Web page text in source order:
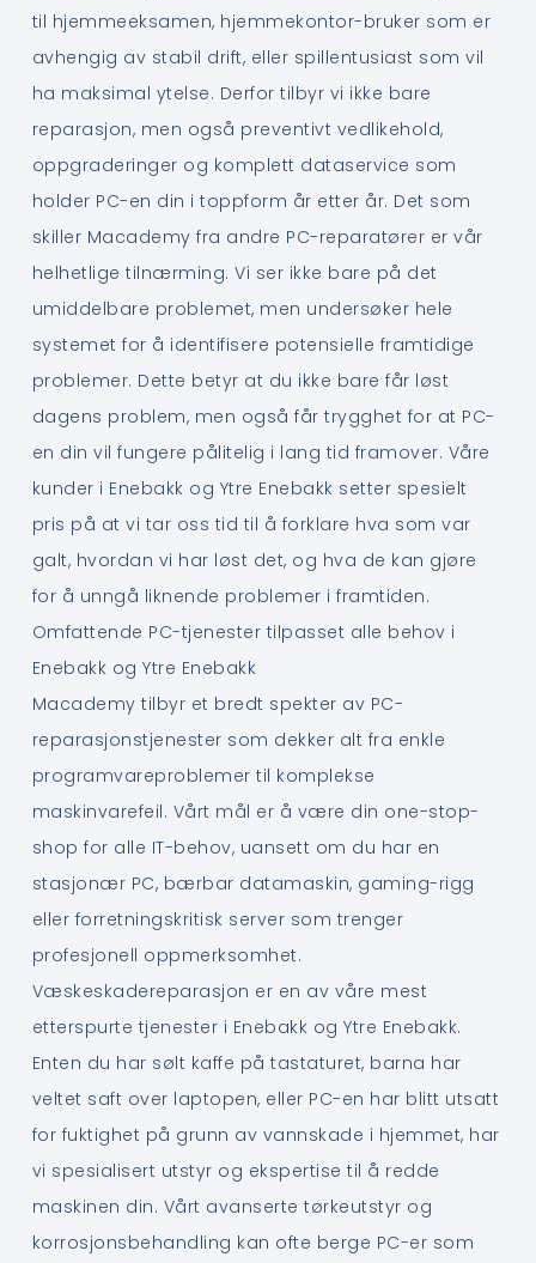
til hjemmeeksamen, hjemmekontor-bruker som er
avhengig av stabil drift, eller spillentusiast som vil
ha maksimal ytelse. Derfor tilbyr vi ikke bare
reparasjon, men også preventivt vedlikehold,
oppgraderinger og komplett dataservice som
holder PC-en din i toppform år etter år. Det som
skiller Macademy fra andre PC-reparatører er vår
helhetlige tilnærming. Vi ser ikke bare på det
umiddelbare problemet, men undersøker hele
systemet for å identifisere potensielle framtidige
problemer. Dette betyr at du ikke bare får løst
dagens problem, men også får trygghet for at PC-
en din vil fungere pålitelig i lang tid framover. Våre
kunder i Enebakk og Ytre Enebakk setter spesielt
pris på at vi tar oss tid til å forklare hva som var
galt, hvordan vi har løst det, og hva de kan gjøre
for å unngå liknende problemer i framtiden.
Omfattende PC-tjenester tilpasset alle behov i
Enebakk og Ytre Enebakk
Macademy tilbyr et bredt spekter av PC-
reparasjonstjenester som dekker alt fra enkle
programvareproblemer til komplekse
maskinvarefeil. Vårt mål er å være din one-stop-
shop for alle IT-behov, uansett om du har en
stasjonær PC, bærbar datamaskin, gaming-rigg
eller forretningskritisk server som trenger
profesjonell oppmerksomhet.
Væskeskadereparasjon er en av våre mest
etterspurte tjenester i Enebakk og Ytre Enebakk.
Enten du har sølt kaffe på tastaturet, barna har
veltet saft over laptopen, eller PC-en har blitt utsatt
for fuktighet på grunn av vannskade i hjemmet, har
vi spesialisert utstyr og ekspertise til å redde
maskinen din. Vårt avanserte tørkeutstyr og
korrosjonsbehandling kan ofte berge PC-er som